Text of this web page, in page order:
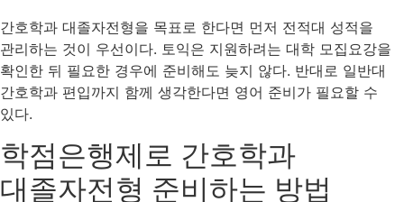
간호학과 대졸자전형을 목표로 한다면 먼저 전적대 성적을
관리하는 것이 우선이다. 토익은 지원하려는 대학 모집요강을
확인한 뒤 필요한 경우에 준비해도 늦지 않다. 반대로 일반대
간호학과 편입까지 함께 생각한다면 영어 준비가 필요할 수
있다.
학점은행제로 간호학과
대졸자전형 준비하는 방법